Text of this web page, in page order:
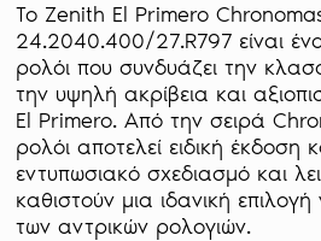
Το Zenith El Primero
24.2040.400/27.R797 είναι
ρολόι που συνδυάζει την
την υψηλή ακρίβεια και
El Primero. Από την σειρά
ρολόι αποτελεί ειδική έκδοση
εντυπωσιακό σχεδιασμό και
καθιστούν μια ιδανική
των αντρικών ρολογιών.